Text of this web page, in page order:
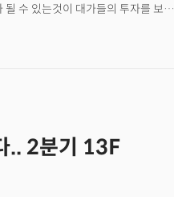
수 있는것이 대가들의 투자를 보고
서를 통해서인데요. 그 중 오마하의
.. 2분기 13F